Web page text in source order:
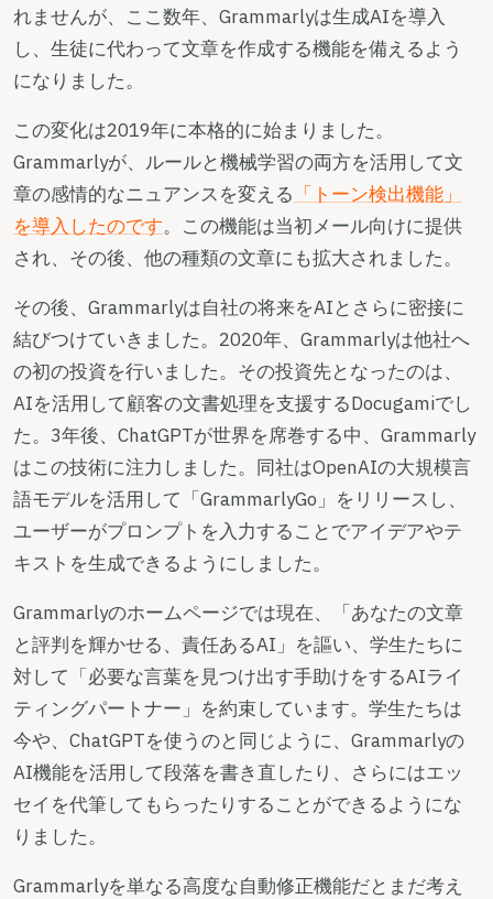
れませんが、ここ数年、Grammarlyは生成AIを導入
し、生徒に代わって文章を作成する機能を備えるよう
になりました。
この変化は2019年に本格的に始まりました。
Grammarlyが、ルールと機械学習の両方を活用して文
章の感情的なニュアンスを変える 「トーン検出機能」
を導入したのです。この機能は当初メール向けに提供
され、その後、他の種類の文章にも拡大されました。
その後、Grammarlyは自社の将来をAIとさらに密接に
結びつけていきました。2020年、Grammarlyは他社へ
の初の投資を行いました。その投資先となったのは、
AIを活用して顧客の文書処理を支援するDocugamiでし
た。3年後、ChatGPTが世界を席巻する中、Grammarly
はこの技術に注力しました。同社はOpenAIの大規模言
語モデルを活用して「GrammarlyGo」をリリースし、
ユーザーがプロンプトを入力することでアイデアやテ
キストを生成できるようにしました。
Grammarlyのホームページでは現在、「あなたの文章
と評判を輝かせる、責任あるAI」を謳い、学生たちに
対して「必要な言葉を見つけ出す手助けをするAIライ
ティングパートナー」を約束しています。学生たちは
今や、ChatGPTを使うのと同じように、Grammarlyの
AI機能を活用して段落を書き直したり、さらにはエッ
セイを代筆してもらったりすることができるようにな
りました。
Grammarlyを単なる高度な自動修正機能だとまだ考え